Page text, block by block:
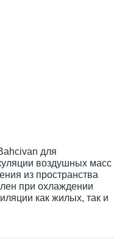
для
воздушных масс
из пространства
при охлаждении
как жилых, так и